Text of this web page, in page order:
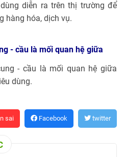
diễn ra trên thị trường để
hàng hóa, dịch vụ.
- cầu là mối quan hệ giữa
- cầu là mối quan hệ giữa
dùng.
sai Facebook twitter